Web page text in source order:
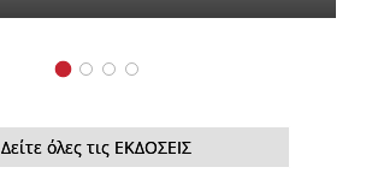
Δείτε όλες τις ΕΚΔΟΣΕΙΣ